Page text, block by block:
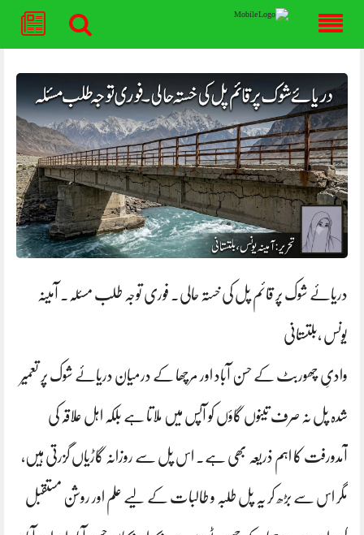
content
دریائے شوک پر قائم پل کی خستہ حالی۔ فوری توجہ طلب مسئلہ. آمینہ
یونس ،بلتستانی
وادیِ چھوربٹ کے حسن آباد اور مرچھا کے درمیان دریائے شوک پر تعمیر
شدہ پل نہ صرف تینوں گاؤں کو آپس میں ملاتا ہے بلکہ اہل علاقہ کی
آمدورفت کا اہم ذریعہ بھی ہے۔ اس پل سے روزانہ گاڑیاں گزرتی ہیں،
مگر اس سے بڑھ کر یہ پل طلبہ و طالبات کے لیے علم اور روشن مستقبل